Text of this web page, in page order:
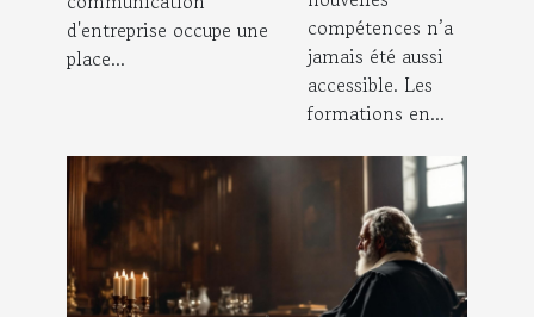
d'entreprise occupe une
place...
compétences n’a
jamais été aussi
accessible. Les
formations en...